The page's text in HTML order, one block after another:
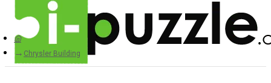
Registrovat
Chrysler Building